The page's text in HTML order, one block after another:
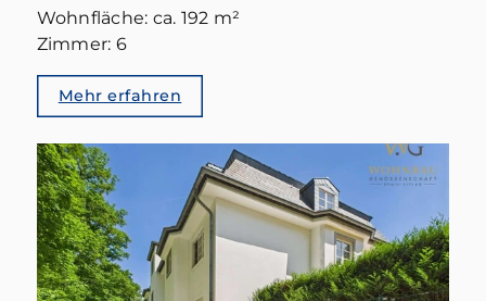
Wohnfläche: ca. 192 m²
Zimmer: 6
Mehr erfahren